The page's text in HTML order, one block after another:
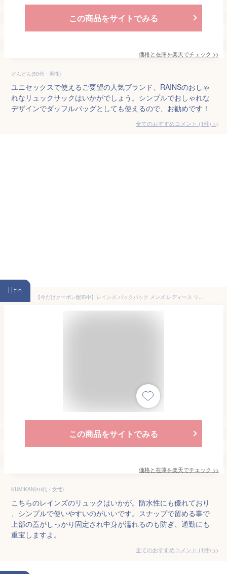
この商品をサイトでみる
価格と在庫を楽天でチェック >>
どんどん(50代・男性)
ユニセックスで使えるご要望の人気ブランド、RAINSのおしゃ
れなリュックサックはいかがでしょう。シンプルでおしゃれな
デザインでダッフルバッグとしても使えるので、お勧めです！
全てのおすすめコメント (1件) >
11th
【今だけクーポン配布中】レインズ バックパック メンズ レディース リュックサックラージ RAINS RUCKSACK LARGE 13630 ユニセックス 13L カバン リュック ブランド シンプル ロゴ カジュアル 通勤 通学 プレゼント 防水 雨 梅雨 おでかけ 人気 ブラック 黒
この商品をサイトでみる
価格と在庫を楽天でチェック >>
KUMIKAN(40代・女性)
こちらのレインズのリュックはいかが。防水性にも優れており
、シンプルで使いやすいのがいいです。スナップで留める事で
上部の蓋がしっかり固定され中身が濡れるのも防ぎ、通勤にも
重宝しますよ。
全てのおすすめコメント (1件) >